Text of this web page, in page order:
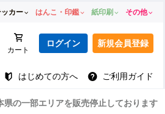
カー はんこ・印鑑 紙印刷 その他
カート
ログイン 新規会員登録
はじめての方へ ご利用ガイド
県の一部エリアを販売停止しております